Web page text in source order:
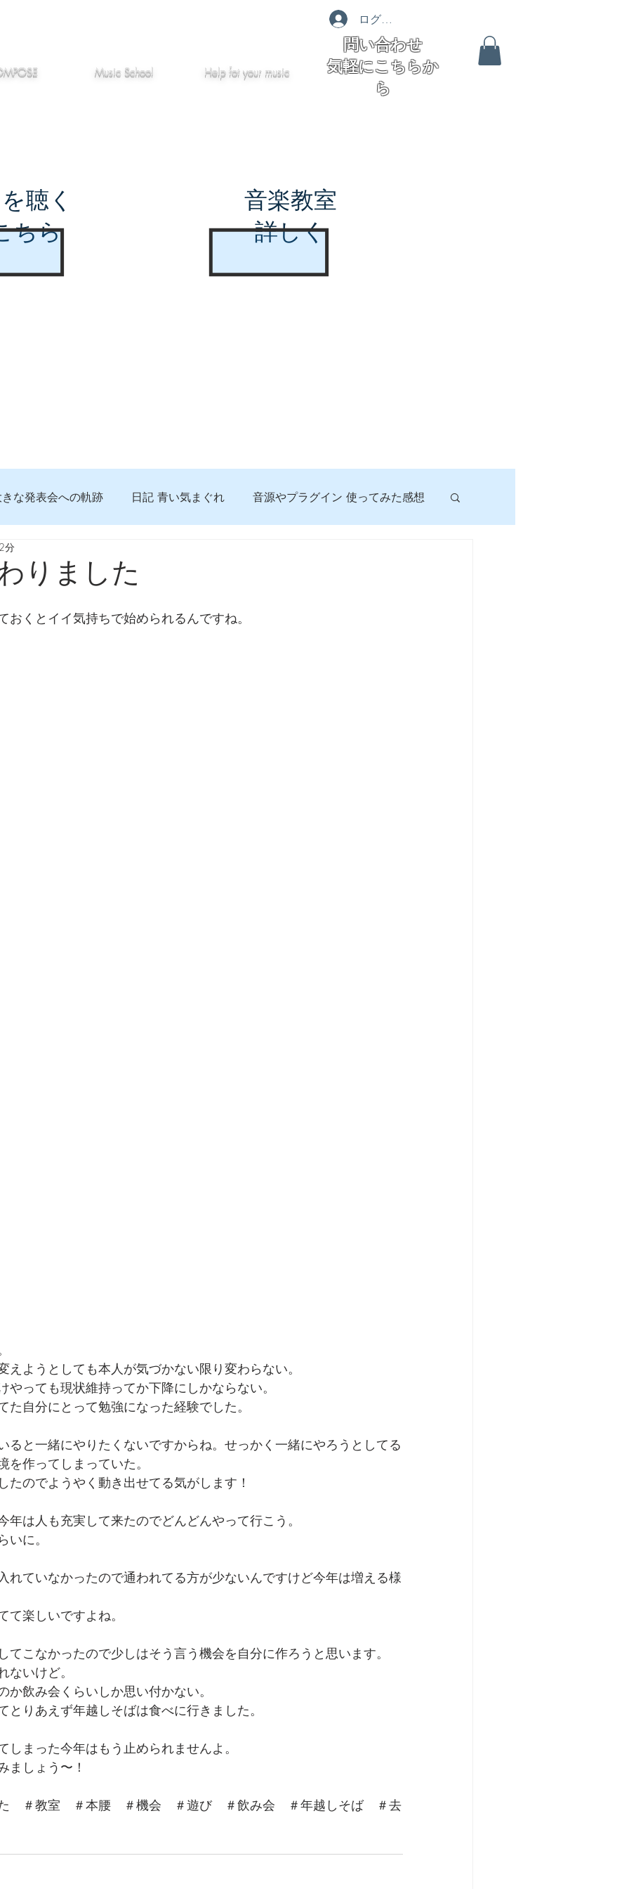
Music School Helpfot your music
ログイン
問い合わせ
気軽にこちらか
ら
聴く
ちら
音楽教室
詳しく
な発表会への軌跡 日記 青い気まぐれ 音源やプラグイン 使ってみた感想
っておきたいコト
食べんじーの美味しい記事 便利な経験、新しいコトに挑戦しよう
りました
分
おくとイイ気持ちで始められるんですね。
えようとしても本人が気づかない限り変わらない。
やっても現状維持ってか下降にしかならない。
た自分にとって勉強になった経験でした。
ると一緒にやりたくないですからね。せっかく一緒にやろうとしてる
を作ってしまっていた。
たのでようやく動き出せてる気がします！
年は人も充実して来たのでどんどんやって行こう。
に。
れていなかったので通われてる方が少ないんですけど今年は増える様
楽しいですよね。
てこなかったので少しはそう言う機会を自分に作ろうと思います。
ないけど。
か飲み会くらいしか思い付かない。
とりあえず年越しそばは食べに行きました。
しまった今年はもう止められませんよ。
ましょう〜！
　＃教室　＃本腰　＃機会　＃遊び　＃飲み会　＃年越しそば　＃去